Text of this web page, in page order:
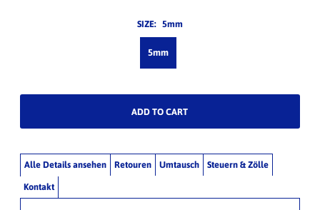
SIZE: 5mm
5mm
Alle Details ansehen Retouren Umtausch Steuern & Zölle
Kontakt